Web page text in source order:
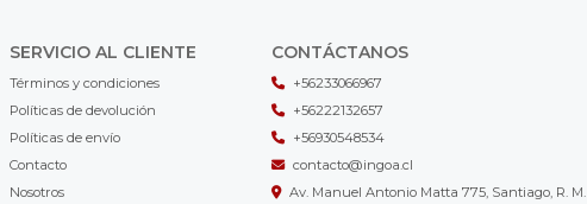
SERVICIO AL CLIENTE
Términos y condiciones
Políticas de devolución
Políticas de envío
Contacto
Nosotros
CONTÁCTANOS
+56233066967
+56222132657
+56930548534
contacto@ingoa.cl
Av. Manuel Antonio Matta 775, Santiago, R. M.